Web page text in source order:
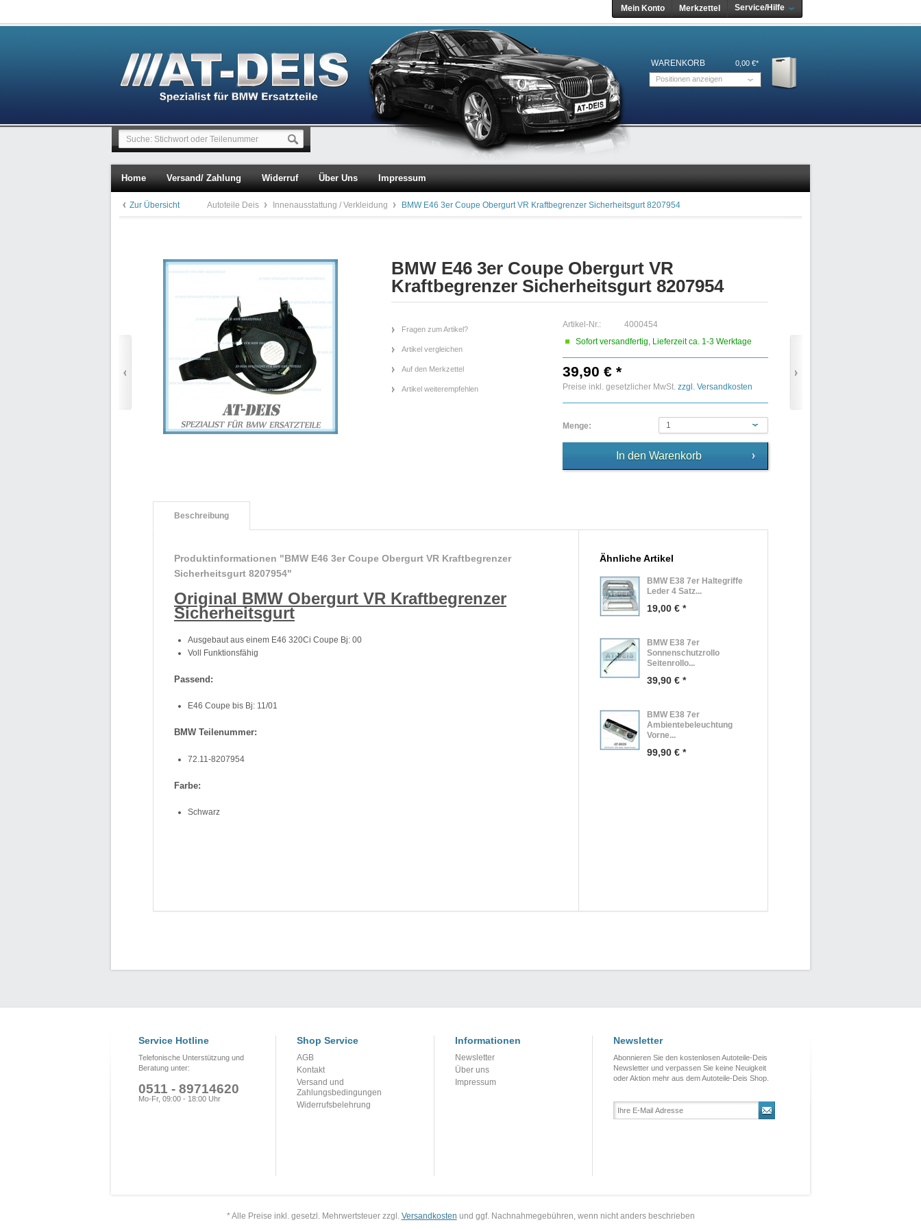
Mein Konto Merkzettel Service/Hilfe
WARENKORB
0,00 €*
Positionen anzeigen
Home Versand/ Zahlung Widerruf Über Uns Impressum
Zur Übersicht Autoteile Deis Innenausstattung / Verkleidung BMW E46 3er Coupe Obergurt VR Kraftbegrenzer Sicherheitsgurt 8207954
BMW E46 3er Coupe Obergurt VR
Kraftbegrenzer Sicherheitsgurt 8207954
Fragen zum Artikel?
Artikel vergleichen
Auf den Merkzettel
Artikel weiterempfehlen
Artikel-Nr.:
4000454
Sofort versandfertig, Lieferzeit ca. 1-3 Werktage
39,90 € *
Preise inkl. gesetzlicher MwSt. zzgl. Versandkosten
Menge: 1
Beschreibung
Produktinformationen "BMW E46 3er Coupe Obergurt VR Kraftbegrenzer
Sicherheitsgurt 8207954"
Original BMW Obergurt VR Kraftbegrenzer
Sicherheitsgurt
Ausgebaut aus einem E46 320Ci Coupe Bj: 00
Voll Funktionsfähig
Passend:
E46 Coupe bis Bj: 11/01
BMW Teilenummer:
72.11-8207954
Farbe:
Schwarz
Ähnliche Artikel
BMW E38 7er Haltegriffe
Leder 4 Satz...
19,00 € *
BMW E38 7er
Sonnenschutzrollo
Seitenrollo...
39,90 € *
BMW E38 7er
Ambientebeleuchtung
Vorne...
99,90 € *
Service Hotline
Telefonische Unterstützung und
Beratung unter:
0511 - 89714620
Mo-Fr, 09:00 - 18:00 Uhr
Shop Service
AGB
Kontakt
Versand und
Zahlungsbedingungen
Widerrufsbelehrung
Informationen
Newsletter
Über uns
Impressum
Newsletter
Abonnieren Sie den kostenlosen Autoteile-Deis
Newsletter und verpassen Sie keine Neuigkeit
oder Aktion mehr aus dem Autoteile-Deis Shop.
* Alle Preise inkl. gesetzl. Mehrwertsteuer zzgl. Versandkosten und ggf. Nachnahmegebühren, wenn nicht anders beschrieben